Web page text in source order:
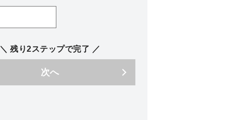
＼ 残り2ステップで完了 ／
次へ